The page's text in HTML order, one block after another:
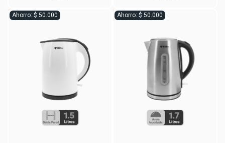
Ahorro: $ 50.000 Ahorro: $ 50.000